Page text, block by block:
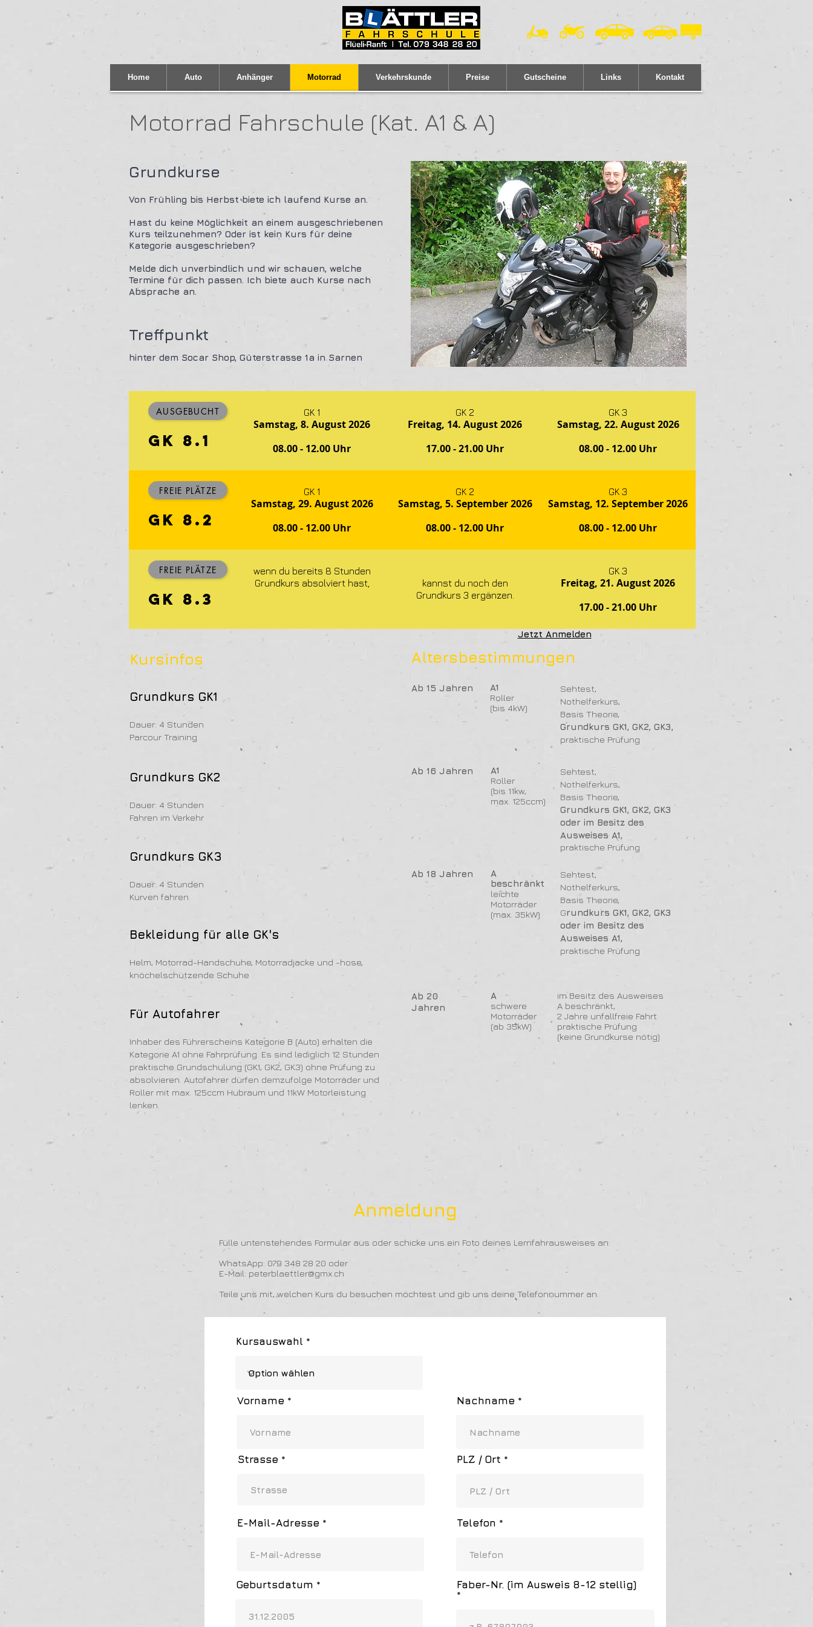
Home Auto Anhänger Motorrad Verkehrskunde Preise Gutscheine Links Kontakt
Motorrad Fahrschule (Kat. A1 & A)
Grundkurse
Von Frühling bis Herbst biete ich laufend Kurse an.
Hast du keine Möglichkeit an einem ausgeschriebenen
Kurs teilzunehmen? Oder ist kein Kurs für deine
Kategorie ausgeschrieben?
Melde dich unverbindlich und wir schauen, welche
Termine für dich passen. Ich biete auch Kurse nach
Absprache an.
Treffpunkt
hinter dem Socar Shop, Güterstrasse 1a in Sarnen
AUSGEBUCHT
GK 8.1
GK 1
Samstag, 8. August 2026
08.00 - 12.00 Uhr
GK 2
Freitag, 14. August 2026
17.00 - 21.00 Uhr
GK 3
Samstag, 22. August 2026
08.00 - 12.00 Uhr
FREIE PLÄTZE
GK 8.2
GK 1
Samstag, 29. August 2026
08.00 - 12.00 Uhr
GK 2
Samstag, 5. September 2026
08.00 - 12.00 Uhr
GK 3
Samstag, 12. September 2026
08.00 - 12.00 Uhr
FREIE PLÄTZE
GK 8.3
wenn du bereits 8 Stunden
Grundkurs absolviert hast,
kannst du noch den
Grundkurs 3 ergänzen.
GK 3
Freitag, 21. August 2026
17.00 - 21.00 Uhr
Jetzt Anmelden
Kursinfos
Grundkurs GK1
Dauer: 4 Stunden
Parcour Training
Grundkurs GK2
Dauer: 4 Stunden
Fahren im Verkehr
Grundkurs GK3
Dauer: 4 Stunden
Kurven fahren
Bekleidung für alle GK's
Helm, Motorrad-Handschuhe, Motorradjacke und -hose,
knöchelschützende Schuhe
Für Autofahrer
Inhaber des Führerscheins Kategorie B (Auto) erhalten die
Kategorie A1 ohne Fahrprüfung. Es sind lediglich 12 Stunden
praktische Grundschulung (GK1, GK2, GK3) ohne Prüfung zu
absolvieren. Autofahrer dürfen demzufolge Motorräder und
Roller mit max. 125ccm Hubraum und 11kW Motorleistung
lenken.
Altersbestimmungen
Ab 15 Jahren
A1
Roller
(bis 4kW)
Sehtest,
Nothelferkurs,
Basis Theorie,
Grundkurs GK1, GK2, GK3,
praktische Prüfung
Ab 16 Jahren
A1
Roller
(bis 11kw,
max. 125ccm)
Sehtest,
Nothelferkurs,
Basis Theorie,
Grundkurs GK1, GK2, GK3
oder im Besitz des
Ausweises A1,
praktische Prüfung
Ab 18 Jahren
A
beschränkt
leichte
Motorräder
(max. 35kW)
Sehtest,
Nothelferkurs,
Basis Theorie,
Grundkurs GK1, GK2, GK3
oder im Besitz des
Ausweises A1,
praktische Prüfung
Ab 20
Jahren
A
schwere
Motorräder
(ab 35kW)
im Besitz des Ausweises
A beschränkt,
2 Jahre unfallfreie Fahrt
praktische Prüfung
(keine Grundkurse nötig)
Anmeldung
Fülle untenstehendes Formular aus oder schicke uns ein Foto deines Lernfahrausweises an:
WhatsApp: 079 348 28 20 oder
E-Mail: peterblaettler@gmx.ch
Teile uns mit, welchen Kurs du besuchen möchtest und gib uns deine Telefonnummer an.
Kursauswahl
Vorname
Strasse
E-Mail-Adresse
Geburtsdatum
Nachname
PLZ / Ort
Telefon
Faber-Nr. (im Ausweis 8-12 stellig)